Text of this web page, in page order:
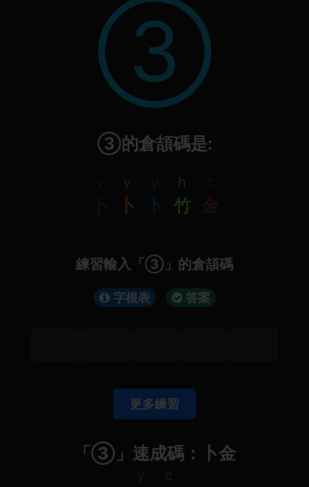
③
③的倉頡碼是:
y
卜
y
卜
h
竹
c
金
練習輸入「③」的倉頡碼
字根表 答案
更多練習
「③」速成碼：卜金
y c